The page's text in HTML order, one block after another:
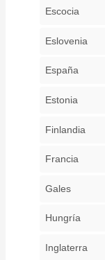
Escocia
Eslovenia
España
Estonia
Finlandia
Francia
Gales
Hungría
Inglaterra